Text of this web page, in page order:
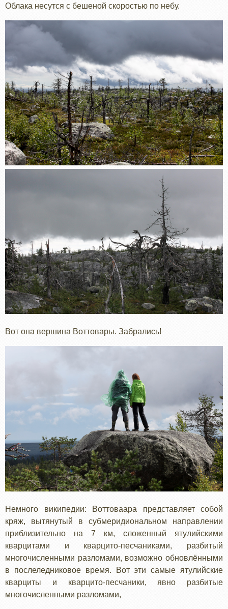
Облака несутся с бешеной скоростью по небу.
Вот она вершина Воттовары. Забрались!
Немного википедии: Воттоваара представляет собой
кряж, вытянутый в субмеридиональном направлении
приблизительно на 7 км, сложенный ятулийскими
кварцитами и кварцито-песчаниками, разбитый
многочисленными разломами, возможно обновлёнными
в послеледниковое время. Вот эти самые ятулийские
кварциты и кварцито-песчаники, явно разбитые
многочисленными разломами,